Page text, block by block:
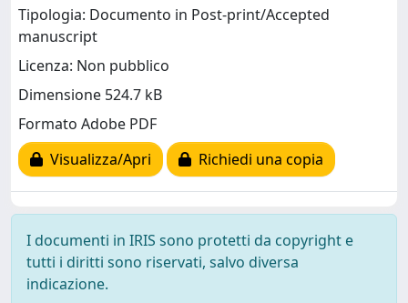
Tipologia: Documento in Post-print/Accepted
manuscript
Licenza: Non pubblico
Dimensione 524.7 kB
Formato Adobe PDF
Visualizza/Apri
Richiedi una copia
I documenti in IRIS sono protetti da copyright e
tutti i diritti sono riservati, salvo diversa
indicazione.